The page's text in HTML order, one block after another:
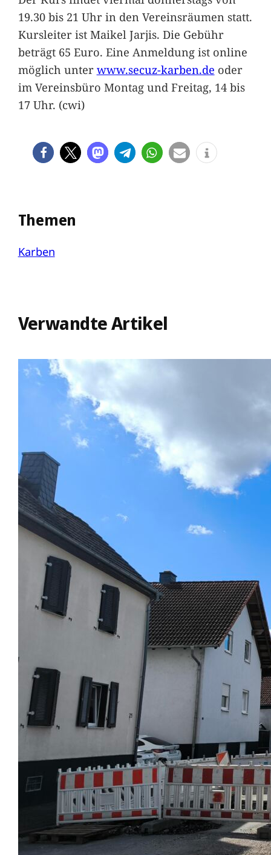
19.30 bis 21 Uhr in den Vereinsräumen statt.
Kursleiter ist Maikel Jarjis. Die Gebühr
beträgt 65 Euro. Eine Anmeldung ist online
möglich unter www.secuz-karben.de oder
im Vereinsbüro Montag und Freitag, 14 bis
17 Uhr. (cwi)
Themen
Karben
Verwandte Artikel